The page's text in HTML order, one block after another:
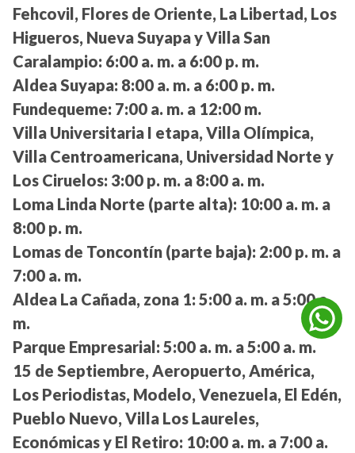
Fehcovil, Flores de Oriente, La Libertad, Los
Higueros, Nueva Suyapa y Villa San
Caralampio: 6:00 a. m. a 6:00 p. m.
Aldea Suyapa: 8:00 a. m. a 6:00 p. m.
Fundequeme: 7:00 a. m. a 12:00 m.
Villa Universitaria I etapa, Villa Olímpica,
Villa Centroamericana, Universidad Norte y
Los Ciruelos: 3:00 p. m. a 8:00 a. m.
Loma Linda Norte (parte alta): 10:00 a. m. a
8:00 p. m.
Lomas de Toncontín (parte baja): 2:00 p. m. a
7:00 a. m.
Aldea La Cañada, zona 1: 5:00 a. m. a 5:00 a.
m.
Parque Empresarial: 5:00 a. m. a 5:00 a. m.
15 de Septiembre, Aeropuerto, América,
Los Periodistas, Modelo, Venezuela, El Edén,
Pueblo Nuevo, Villa Los Laureles,
Económicas y El Retiro: 10:00 a. m. a 7:00 a.